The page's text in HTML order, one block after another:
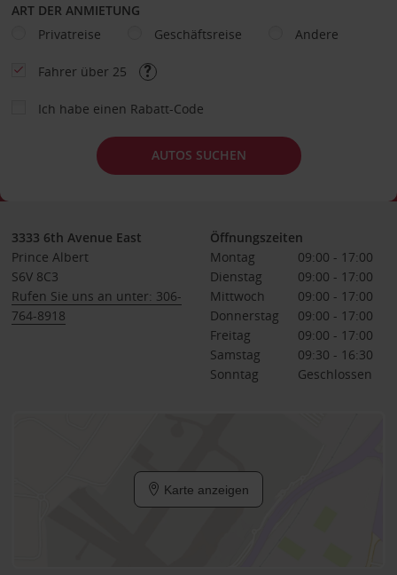
ART DER ANMIETUNG
Privatreise
Geschäftsreise Andere
Fahrer über 25
Ich habe einen Rabatt-Code
AUTOS SUCHEN
3333 6th Avenue East
Prince Albert
S6V 8C3
Rufen Sie uns an unter: 306-
764-8918
Öffnungszeiten
Montag
09:00 - 17:00
Dienstag
09:00 - 17:00
Mittwoch
09:00 - 17:00
Donnerstag
09:00 - 17:00
Freitag
09:00 - 17:00
Samstag
09:30 - 16:30
Sonntag
Geschlossen
Karte anzeigen